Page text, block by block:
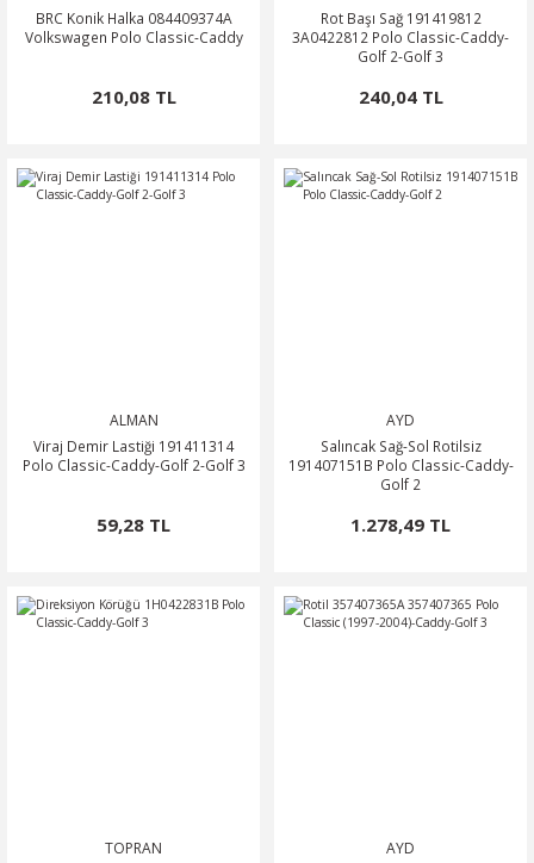
BRC Konik Halka 084409374A
Volkswagen Polo Classic-Caddy
210,08 TL
Rot Başı Sağ 191419812
3A0422812 Polo Classic-Caddy-
Golf 2-Golf 3
240,04 TL
ALMAN
Viraj Demir Lastiği 191411314
Polo Classic-Caddy-Golf 2-Golf 3
59,28 TL
AYD
Salıncak Sağ-Sol Rotilsiz
191407151B Polo Classic-Caddy-
Golf 2
1.278,49 TL
TOPRAN AYD